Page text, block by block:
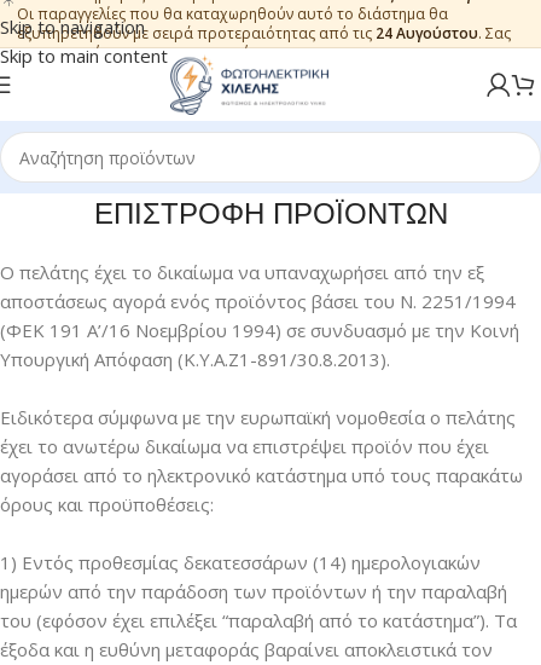
Skip to navigation
Skip to main content
Οι παραγγελίες που θα καταχωρηθούν αυτό το διάστημα θα
εξυπηρετηθούν με σειρά προτεραιότητας από τις 24 Αυγούστου. Σας
ευχαριστούμε για την εμπιστοσύνη.
ΕΠΙΣΤΡΟΦΗ ΠΡΟΪΟΝΤΩΝ
Ο πελάτης έχει το δικαίωμα να υπαναχωρήσει από την εξ
αποστάσεως αγορά ενός προϊόντος βάσει του Ν. 2251/1994
(ΦΕΚ 191 Α’/16 Νοεμβρίου 1994) σε συνδυασμό με την Κοινή
Υπουργική Απόφαση (Κ.Υ.Α.Ζ1-891/30.8.2013).
Ειδικότερα σύμφωνα με την ευρωπαϊκή νομοθεσία ο πελάτης
έχει το ανωτέρω δικαίωμα να επιστρέψει προϊόν που έχει
αγοράσει από το ηλεκτρονικό κατάστημα υπό τους παρακάτω
όρους και προϋποθέσεις:
1) Εντός προθεσμίας δεκατεσσάρων (14) ημερολογιακών
ημερών από την παράδοση των προϊόντων ή την παραλαβή
του (εφόσον έχει επιλέξει “παραλαβή από το κατάστημα”). Τα
έξοδα και η ευθύνη μεταφοράς βαραίνει αποκλειστικά τον